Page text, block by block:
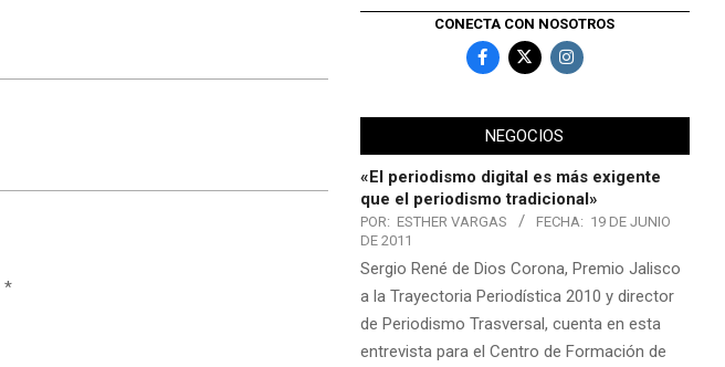
*
CONECTA CON NOSOTROS
NEGOCIOS
«El periodismo digital es más exigente
que el periodismo tradicional»
POR: ESTHER VARGAS FECHA: 19 DE JUNIO
DE 2011
Sergio René de Dios Corona, Premio Jalisco
a la Trayectoria Periodística 2010 y director
de Periodismo Trasversal, cuenta en esta
entrevista para el Centro de Formación de